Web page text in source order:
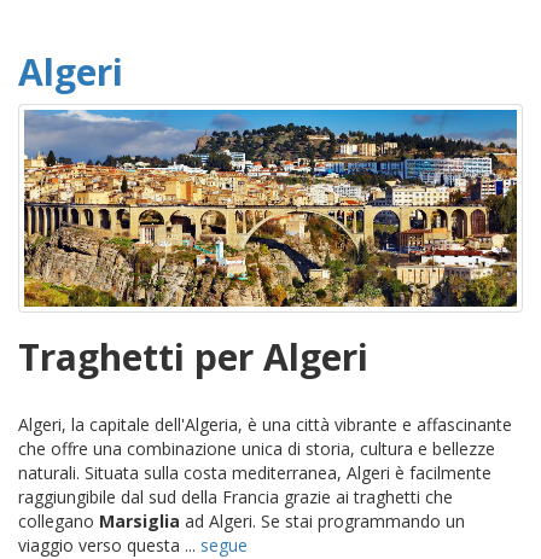
Algeri
Traghetti per Algeri
Algeri, la capitale dell'Algeria, è una città vibrante e affascinante
che offre una combinazione unica di storia, cultura e bellezze
naturali. Situata sulla costa mediterranea, Algeri è facilmente
raggiungibile dal sud della Francia grazie ai traghetti che
collegano Marsiglia ad Algeri. Se stai programmando un
viaggio verso questa ... segue